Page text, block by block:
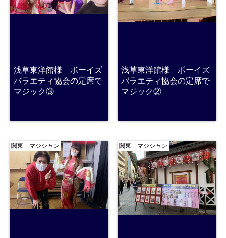
浅草東洋館様 ボーイズ
バラエティ協会の定席で
マジック③
浅草東洋館様 ボーイズ
バラエティ協会の定席で
マジック②
関東 マジシャン 関東 マジシャン